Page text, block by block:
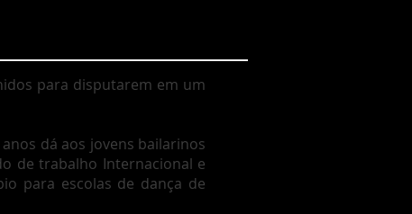
para disputarem em um
dá aos jovens bailarinos
de trabalho Internacional e
para escolas de dança de